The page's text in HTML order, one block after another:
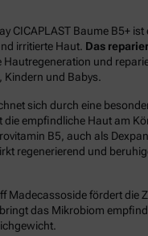
CICAPLAST Baume B5+ ist
irritierte Haut. Das
Hautregeneration und
und Babys.
sich durch eine
die empfindliche Haut am
B5, auch als
regenerierend und
Madecassoside fördert die
das Mikrobiom